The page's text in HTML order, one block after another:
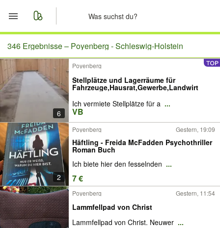
Start
Merkliste
Nachrichten
Anzeige aufgeben
346 Ergebnisse – Poyenberg - Schleswig-Holstein
6
Poyenberg
Stellplätze und Lagerräume für
Fahrzeuge,Hausrat,Gewerbe,Landwirt
Ich vermiete Stellplätze für a ...
VB
2
Poyenberg Gestern, 19:09
Häftling - Freida McFadden Psychothriller
Roman Buch
Ich biete hier den fesselnden ...
7 €
Poyenberg Gestern, 11:54
Lammfellpad von Christ
Lammfellpad von Christ. Neuwer ...